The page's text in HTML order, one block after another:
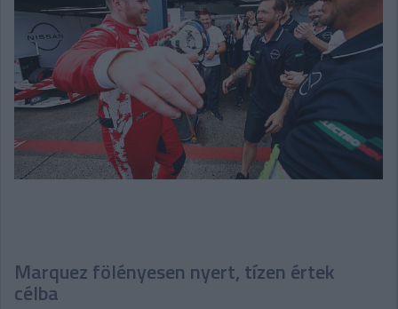
Marquez fölényesen nyert, tízen értek
célba